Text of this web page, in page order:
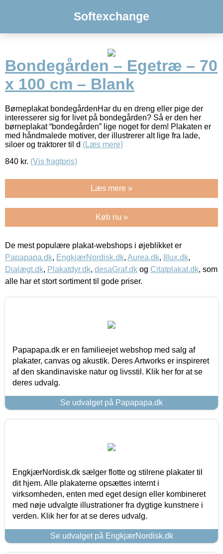
Softexchange
Bondegården – Egetræ – 70
x 100 cm – Blank
Børneplakat bondegårdenHar du en dreng eller pige der
interesserer sig for livet på bondegården? Så er den her
børneplakat “bondegården” lige noget for dem! Plakaten er
med håndmalede motiver, der illustrerer alt lige fra lade,
siloer og traktorer til d (Læs mere)
840 kr. (Vis fragtpris)
Læs mere »
Køb nu »
De mest populære plakat-webshops i øjeblikket er
Papapapa.dk, EngkjærNordisk.dk, Aurea.dk, Illux.dk,
Dialægt.dk, Plakatdyr.dk, desaGraf.dk og Citatplakat.dk, som
alle har et stort sortiment til gode priser.
Papapapa.dk er en familieejet webshop med salg af
plakater, canvas og akustik. Deres Artworks er inspireret
af den skandinaviske natur og livsstil. Klik her for at se
deres udvalg.
Se udvalget på Papapapa.dk
EngkjærNordisk.dk sælger flotte og stilrene plakater til
dit hjem. Alle plakaterne opsættes internt i
virksomheden, enten med eget design eller kombineret
med nøje udvalgte illustrationer fra dygtige kunstnere i
verden. Klik her for at se deres udvalg.
Se udvalget på EngkjærNordisk.dk